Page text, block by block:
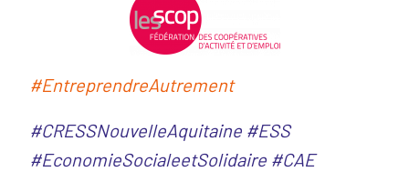
#EntreprendreAutrement
#CRESSNouvelleAquitaine #ESS
#EconomieSocialeetSolidaire #CAE